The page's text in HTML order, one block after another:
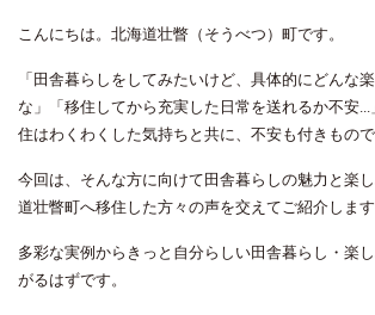
こんにちは。北海道壮瞥（そうべつ）町です。
「田舎暮らしをしてみたいけど、具体的にどんな
な」「移住してから充実した日常を送れるか不安
住はわくわくした気持ちと共に、不安も付きもので
今回は、そんな方に向けて田舎暮らしの魅力と楽
道壮瞥町へ移住した方々の声を交えてご紹介します
多彩な実例からきっと自分らしい田舎暮らし・楽
がるはずです。